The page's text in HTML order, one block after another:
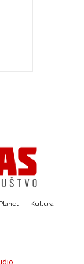
Planet
Kultura